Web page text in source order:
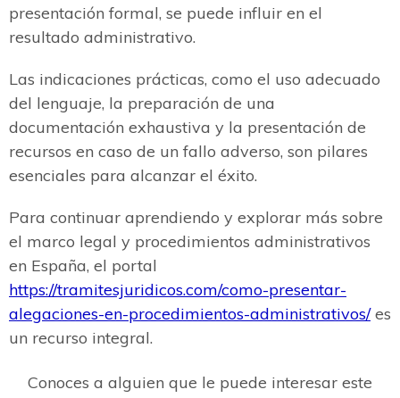
presentación formal, se puede influir en el
resultado administrativo.
Las indicaciones prácticas, como el uso adecuado
del lenguaje, la preparación de una
documentación exhaustiva y la presentación de
recursos en caso de un fallo adverso, son pilares
esenciales para alcanzar el éxito.
Para continuar aprendiendo y explorar más sobre
el marco legal y procedimientos administrativos
en España, el portal
https://tramitesjuridicos.com/como-presentar-
alegaciones-en-procedimientos-administrativos/es
un recurso integral.
Conoces a alguien que le puede interesar este